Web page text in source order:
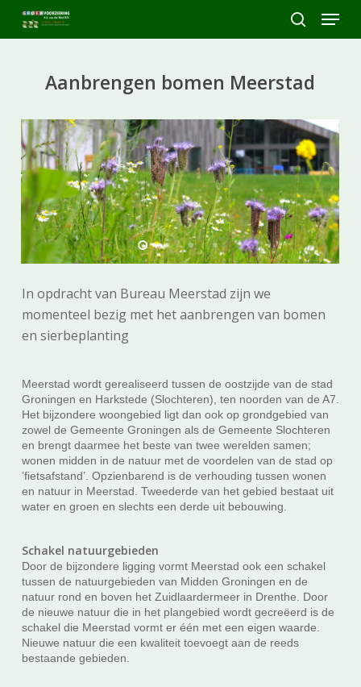
Skip
search
Menu
Aanbrengen bomen Meerstad
In opdracht van Bureau Meerstad zijn we
momenteel bezig met het aanbrengen van bomen
en sierbeplanting
Meerstad wordt gerealiseerd tussen de oostzijde van de stad
Groningen en Harkstede (Slochteren), ten noorden van de A7.
Het bijzondere woongebied ligt dan ook op grondgebied van
zowel de Gemeente Groningen als de Gemeente Slochteren
en brengt daarmee het beste van twee werelden samen;
wonen midden in de natuur met de voordelen van de stad op
’ﬁetsafstand’. Opzienbarend is de verhouding tussen wonen
en natuur in Meerstad. Tweederde van het gebied bestaat uit
water en groen en slechts een derde uit bebouwing.
Schakel natuurgebieden
Door de bijzondere ligging vormt Meerstad ook een schakel
tussen de natuurgebieden van Midden Groningen en de
natuur rond en boven het Zuidlaardermeer in Drenthe. Door
de nieuwe natuur die in het plangebied wordt gecreëerd is de
schakel die Meerstad vormt er één met een eigen waarde.
Nieuwe natuur die een kwaliteit toevoegt aan de reeds
bestaande gebieden.